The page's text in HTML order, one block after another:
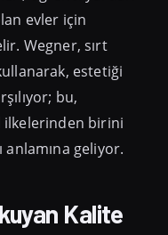
evler için
Wegner, sırt
estetiği
bu,
ilkelerinden birini
anlamına geliyor.
Kalite